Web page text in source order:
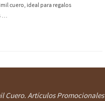
cuero, ideal para regalos
…
Cuero. Artículos Promocionales